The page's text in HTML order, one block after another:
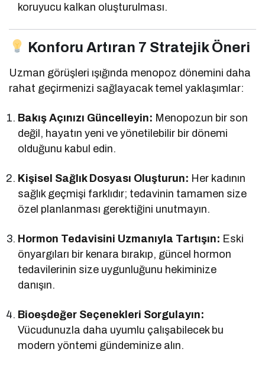
koruyucu kalkan oluşturulması.
Konforu Artıran 7 Stratejik Öneri
Uzman görüşleri ışığında menopoz dönemini daha
rahat geçirmenizi sağlayacak temel yaklaşımlar:
Bakış Açınızı Güncelleyin: Menopozun bir son
değil, hayatın yeni ve yönetilebilir bir dönemi
olduğunu kabul edin.
Kişisel Sağlık Dosyası Oluşturun: Her kadının
sağlık geçmişi farklıdır; tedavinin tamamen size
özel planlanması gerektiğini unutmayın.
Hormon Tedavisini Uzmanıyla Tartışın: Eski
önyargıları bir kenara bırakıp, güncel hormon
tedavilerinin size uygunluğunu hekiminize
danışın.
Bioeşdeğer Seçenekleri Sorgulayın:
Vücudunuzla daha uyumlu çalışabilecek bu
modern yöntemi gündeminize alın.